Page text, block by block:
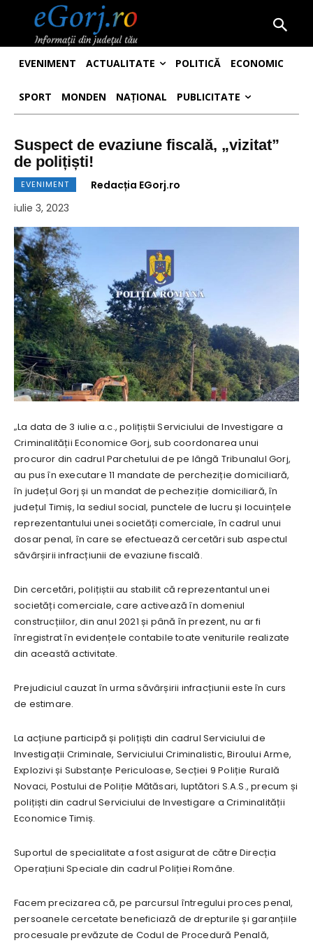
EVENIMENT ACTUALITATE POLITICĂ ECONOMIC
SPORT MONDEN NAȚIONAL PUBLICITATE
Suspect de evaziune fiscală, „vizitat”
de polițiști!
EVENIMENT
Redacția EGorj.ro
iulie 3, 2023
„La data de 3 iulie a.c., polițiștii Serviciului de Investigare a
Criminalității Economice Gorj, sub coordonarea unui
procuror din cadrul Parchetului de pe lângă Tribunalul Gorj,
au pus în executare 11 mandate de percheziție domiciliară,
în județul Gorj și un mandat de pecheziție domiciliară, în
județul Timiș, la sediul social, punctele de lucru și locuințele
reprezentantului unei societăți comerciale, în cadrul unui
dosar penal, în care se efectuează cercetări sub aspectul
săvârșirii infracțiunii de evaziune fiscală.
Din cercetări, polițiștii au stabilit că reprezentantul unei
societăți comerciale, care activează în domeniul
construcțiilor, din anul 2021 și până în prezent, nu ar fi
înregistrat în evidențele contabile toate veniturile realizate
din această activitate.
Prejudiciul cauzat în urma săvârșirii infracțiunii este în curs
de estimare.
La acțiune participă și polițiști din cadrul Serviciului de
Investigații Criminale, Serviciului Criminalistic, Biroului Arme,
Explozivi și Substanțe Periculoase, Secției 9 Poliție Rurală
Novaci, Postului de Poliție Mătăsari, luptători S.A.S., precum și
polițiști din cadrul Serviciului de Investigare a Criminalității
Economice Timiș.
Suportul de specialitate a fost asigurat de către Direcția
Operațiuni Speciale din cadrul Poliției Române.
Facem precizarea că, pe parcursul întregului proces penal,
persoanele cercetate beneficiază de drepturile și garanțiile
procesuale prevăzute de Codul de Procedură Penală,